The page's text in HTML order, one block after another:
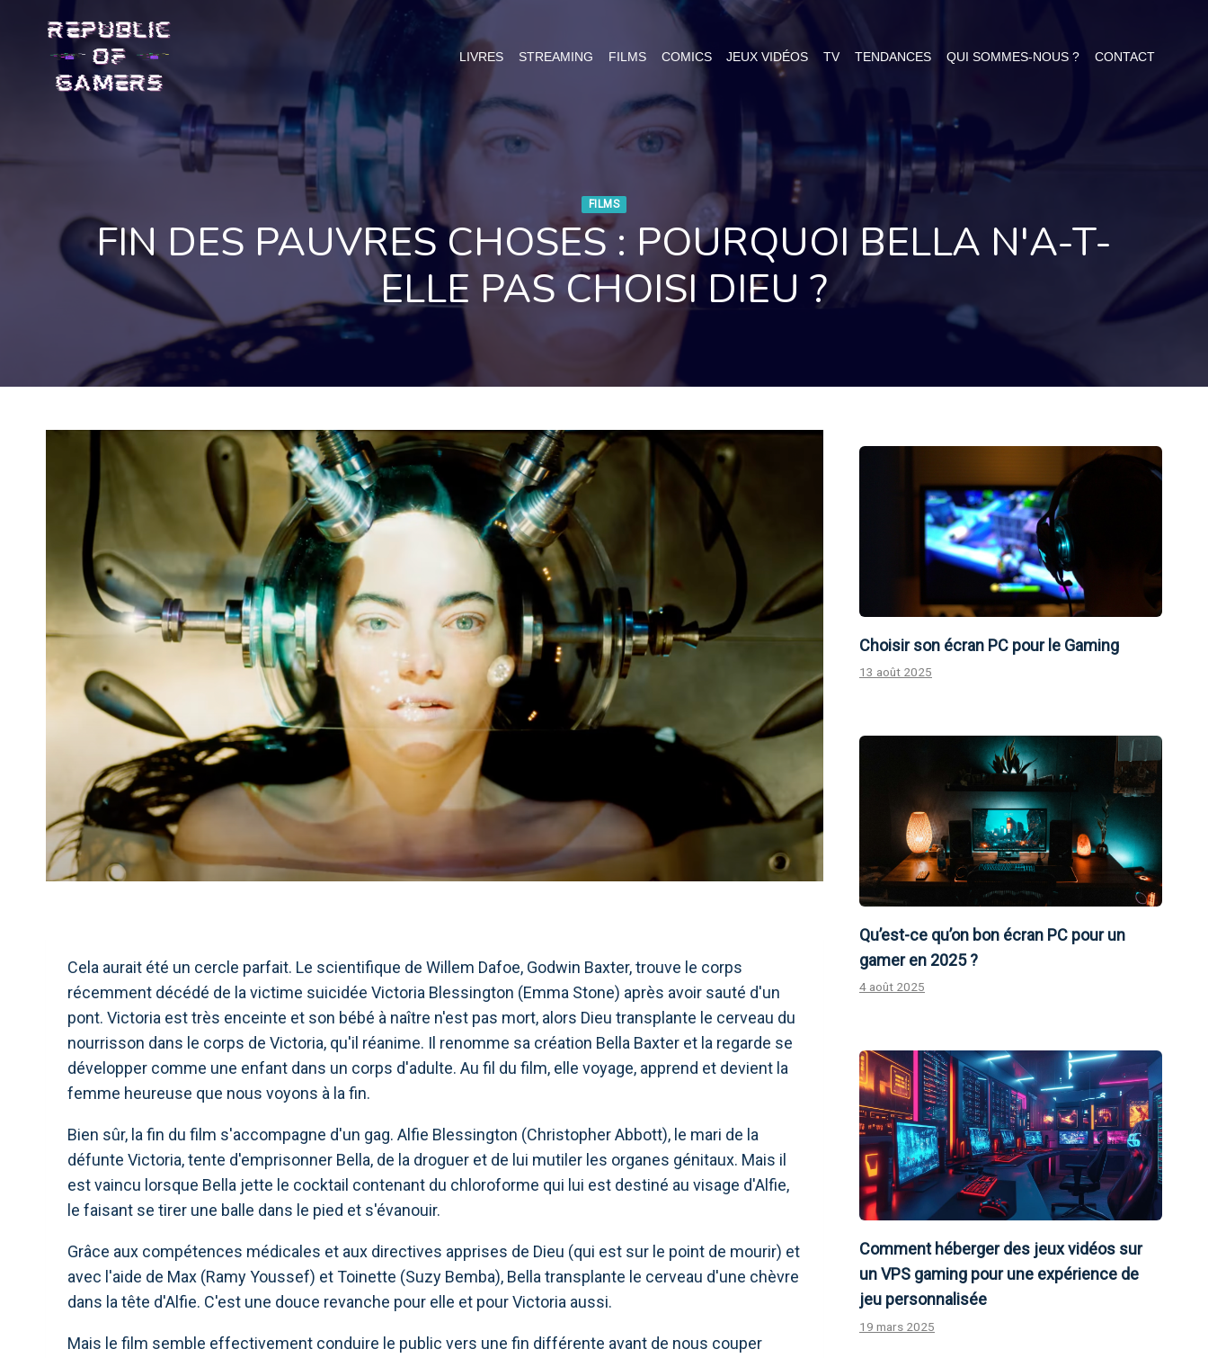
content
LIVRES STREAMING FILMS COMICS JEUX VIDÉOS TV TENDANCES QUI SOMMES-NOUS ? CONTACT
FILMS
FIN DES PAUVRES CHOSES : POURQUOI BELLA N'A-T-
ELLE PAS CHOISI DIEU ?
Cela aurait été un cercle parfait. Le scientifique de Willem Dafoe, Godwin Baxter, trouve le corps
récemment décédé de la victime suicidée Victoria Blessington (Emma Stone) après avoir sauté d'un
pont. Victoria est très enceinte et son bébé à naître n'est pas mort, alors Dieu transplante le cerveau du
nourrisson dans le corps de Victoria, qu'il réanime. Il renomme sa création Bella Baxter et la regarde se
développer comme une enfant dans un corps d'adulte. Au fil du film, elle voyage, apprend et devient la
femme heureuse que nous voyons à la fin.
Bien sûr, la fin du film s'accompagne d'un gag. Alfie Blessington (Christopher Abbott), le mari de la
défunte Victoria, tente d'emprisonner Bella, de la droguer et de lui mutiler les organes génitaux. Mais il
est vaincu lorsque Bella jette le cocktail contenant du chloroforme qui lui est destiné au visage d'Alfie,
le faisant se tirer une balle dans le pied et s'évanouir.
Grâce aux compétences médicales et aux directives apprises de Dieu (qui est sur le point de mourir) et
avec l'aide de Max (Ramy Youssef) et Toinette (Suzy Bemba), Bella transplante le cerveau d'une chèvre
dans la tête d'Alfie. C'est une douce revanche pour elle et pour Victoria aussi.
Mais le film semble effectivement conduire le public vers une fin différente avant de nous couper
Choisir son écran PC pour le Gaming
13 août 2025
Qu’est-ce qu’on bon écran PC pour un
gamer en 2025 ?
4 août 2025
Comment héberger des jeux vidéos sur
un VPS gaming pour une expérience de
jeu personnalisée
19 mars 2025